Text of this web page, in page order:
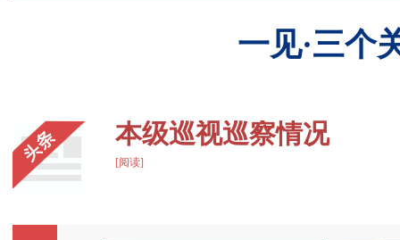
一见·三个
本级巡视巡察情况
[阅读]